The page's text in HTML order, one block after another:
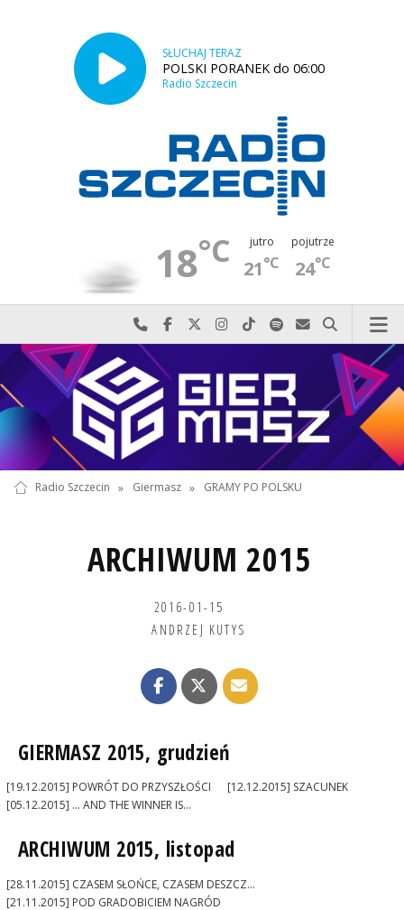
SŁUCHAJ TERAZ
POLSKI PORANEK do 06:00
Radio Szczecin
18°C jutro
21°C
pojutrze
24°C
Najlepiej po prostu do nas zadzwoń
Odwiedź nas na Facebook-u
Odwiedź nas na X
Odwiedź nas na Instagram-ie
Odwiedź nas na TikTok-u
Szukaj nas na Spotify
Wyślij do nas
Szukaj
Radio Szczecin » Giermasz » GRAMY PO POLSKU
ARCHIWUM 2015
2016-01-15
ANDRZEJ KUTYS
GIERMASZ 2015, grudzień
[19.12.2015] POWRÓT DO PRZYSZŁOŚCI
[12.12.2015] SZACUNEK
[05.12.2015] ... AND THE WINNER IS...
ARCHIWUM 2015, listopad
[28.11.2015] CZASEM SŁOŃCE, CZASEM DESZCZ...
[21.11.2015] POD GRADOBICIEM NAGRÓD